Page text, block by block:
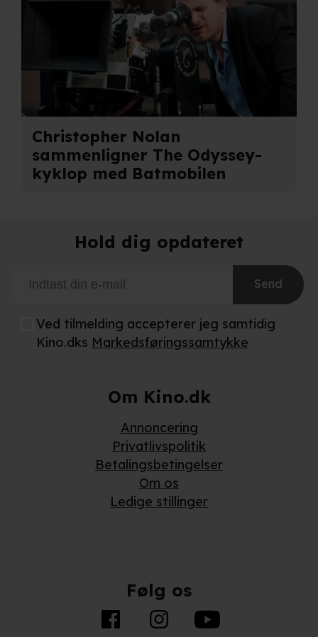
partnere.Du kan læse mere om vores brug af cookies og
behandling af dine personoplysninger i både vores
cookiepolitik
Christopher Nolan
sammenligner The Odyssey-
kyklop med Batmobilen
Hold dig opdateret
Send
Ved tilmelding accepterer jeg samtidig
Kino.dks Markedsføringssamtykke
Om Kino.dk
Annoncering
Privatlivspolitik
Betalingsbetingelser
Om os
Ledige stillinger
Følg os